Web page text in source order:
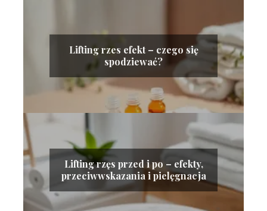
Lifting rzes efekt – czego się
spodziewać?
Lifting rzęs przed i po – efekty,
przeciwwskazania i pielęgnacja